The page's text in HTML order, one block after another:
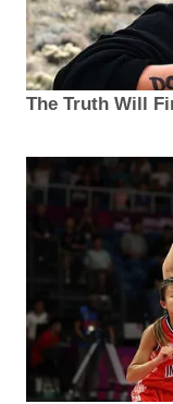
The Truth Will